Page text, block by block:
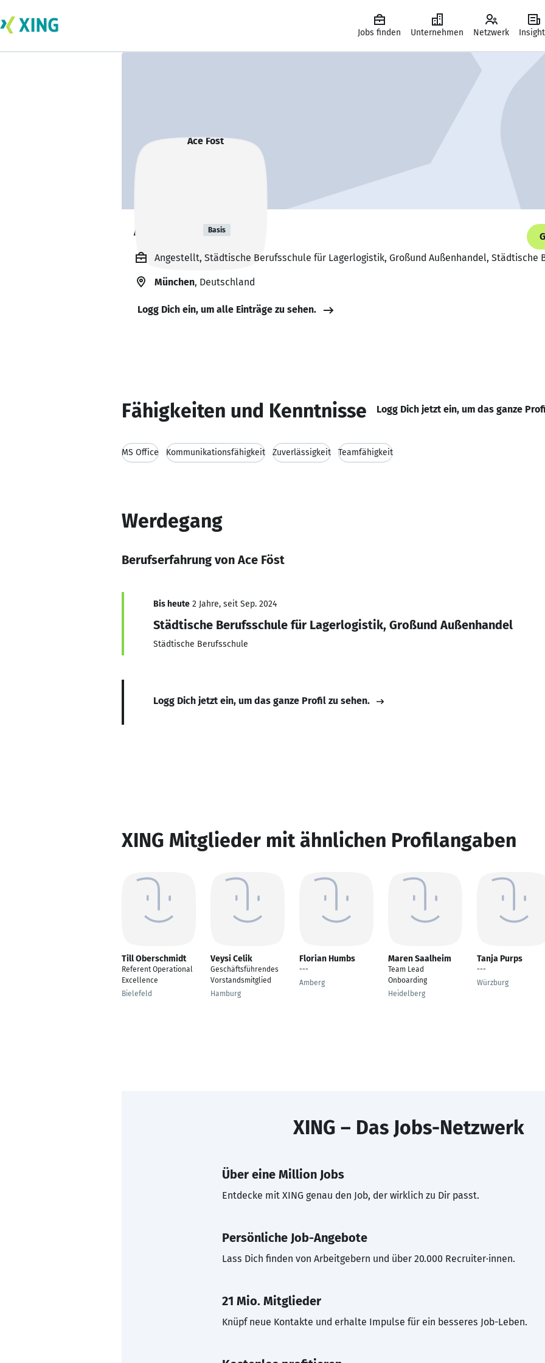
Jobs finden Unternehmen Netzwerk
Ace Föst Basis
Angestellt, Städtische Berufsschule für Lagerlogistik, Großund Außenhandel, Städtische
München, Deutschland
Logg Dich ein, um alle Einträge zu sehen.
Fähigkeiten und Kenntnisse Logg Dich jetzt ein, um das ganze
MS Office Kommunikationsfähigkeit Zuverlässigkeit Teamfähigkeit
Werdegang
Berufserfahrung von Ace Föst
Bis heute 2 Jahre, seit Sep. 2024
Städtische Berufsschule für Lagerlogistik, Großund Außenhandel
Städtische Berufsschule
Logg Dich jetzt ein, um das ganze Profil zu sehen.
XING Mitglieder mit ähnlichen Profilangaben
Till Oberschmidt
Referent Operational
Excellence
Bielefeld
Veysi Celik
Geschäftsführendes
Vorstandsmitglied
Hamburg
Florian Humbs
---
Amberg
Maren Saalheim
Team Lead
Onboarding
Heidelberg
Tanja Purps
---
Würzburg
XING – Das Jobs-Netzwerk
Über eine Million Jobs
Entdecke mit XING genau den Job, der wirklich zu Dir passt.
Persönliche Job-Angebote
Lass Dich finden von Arbeitgebern und über 20.000 Recruiter·innen.
21 Mio. Mitglieder
Knüpf neue Kontakte und erhalte Impulse für ein besseres Job-Leben.